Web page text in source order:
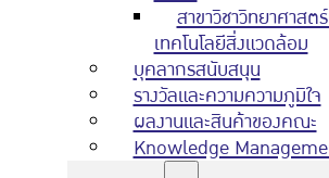
สาขาวิชาวิทยาศาสต
เทคโนโลยีสิ่งแวดล้อม
บุคลากรสนับสนุน
รางวัลและความความภูมิใจ
ผลงานและสินค้าของคณะ
Knowledge